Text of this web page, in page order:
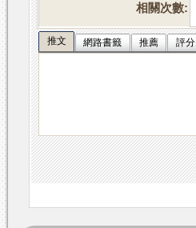
相關次數:
推文 網路書籤 推薦 評分